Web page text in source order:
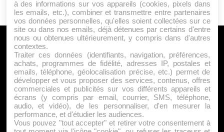
A PROPOS
Qui sommes nous ?
Mentions Légales
Publicité
Politique de Cookies
Contact
à des informations sur vos appareils (cookies, pixels dans
les emails, etc.), combiner et transmettre entre partenaires
vos données personnelles, qu'elles soient collectées sur ce
site ou dans nos emails, déjà détenues par certains d'entre
nous ou obtenues ultérieurement, y compris dans d'autres
contextes.
Traiter ces données (identifiants, navigation, préférences,
achats, programmes de fidélité, adresses IP, postales et
emails, téléphone, géolocalisation précise, etc.) permet de
développer et vous proposer des services, contenus, offres
commerciales et publicités sur vos différents appareils et
écrans (y compris par email, courrier, SMS, téléphone,
audio, et vidéo), de les personnaliser, d'en mesurer la
performance, et d'étudier les audiences.
Vous pouvez "tout accepter" et retirer votre consentement à